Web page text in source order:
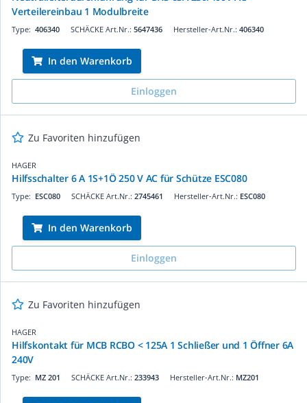
Verteilereinbau 1 Modulbreite
SCHÄCKE Art.Nr.: 5647436
Type: 406340 Hersteller-Art.Nr.: 406340
In den Warenkorb
Einloggen
Zu Favoriten hinzufügen
HAGER
Hilfsschalter 6 A 1S+1Ö 250 V AC für Schütze ESC080
SCHÄCKE Art.Nr.: 2745461
Type: ESC080 Hersteller-Art.Nr.: ESC080
In den Warenkorb
Einloggen
Zu Favoriten hinzufügen
HAGER
Hilfskontakt für MCB RCBO < 125A 1 Schließer und 1 Öffner 6A
240V
SCHÄCKE Art.Nr.: 233943
Type: MZ 201 Hersteller-Art.Nr.: MZ201